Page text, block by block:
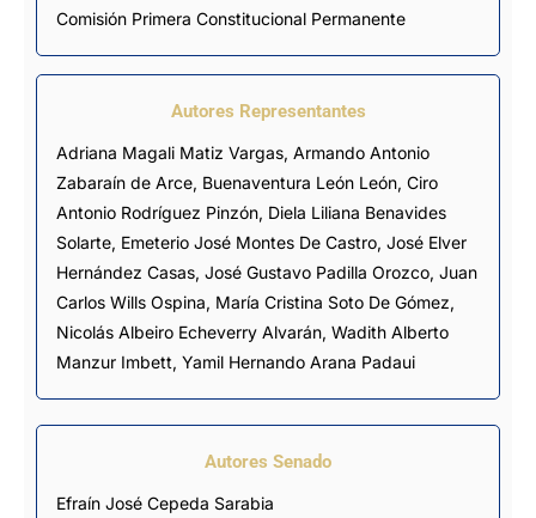
Comisión Primera Constitucional Permanente
Autores Representantes
Adriana Magali Matiz Vargas, Armando Antonio
Zabaraín de Arce, Buenaventura León León, Ciro
Antonio Rodríguez Pinzón, Diela Liliana Benavides
Solarte, Emeterio José Montes De Castro, José Elver
Hernández Casas, José Gustavo Padilla Orozco, Juan
Carlos Wills Ospina, María Cristina Soto De Gómez,
Nicolás Albeiro Echeverry Alvarán, Wadith Alberto
Manzur Imbett, Yamil Hernando Arana Padaui
Autores Senado
Efraín José Cepeda Sarabia